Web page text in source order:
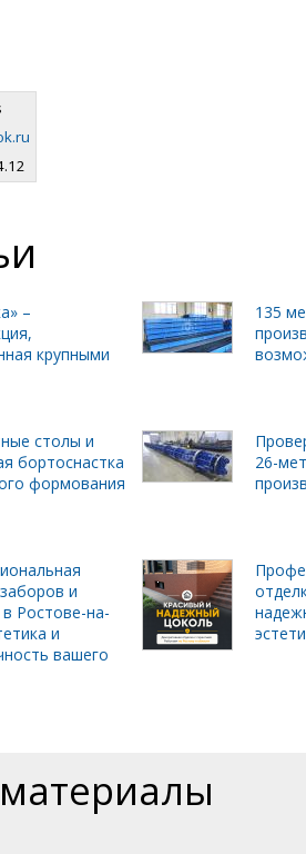
–
крупными
135
столы и
бортоснастка
формования
26-
и
Ростове-на-
и
вашего